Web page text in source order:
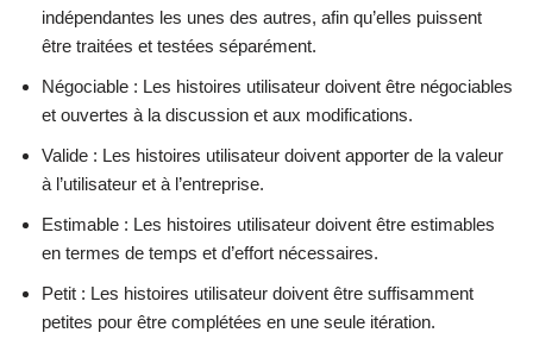
indépendantes les unes des autres, afin qu’elles puissent
être traitées et testées séparément.
Négociable : Les histoires utilisateur doivent être négociables
et ouvertes à la discussion et aux modifications.
Valide : Les histoires utilisateur doivent apporter de la valeur
à l’utilisateur et à l’entreprise.
Estimable : Les histoires utilisateur doivent être estimables
en termes de temps et d’effort nécessaires.
Petit : Les histoires utilisateur doivent être suffisamment
petites pour être complétées en une seule itération.